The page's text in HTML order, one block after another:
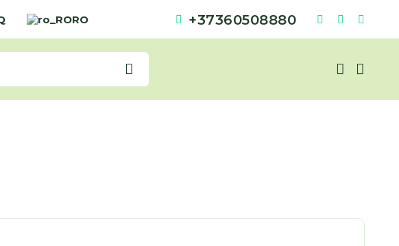
RO +37360508880